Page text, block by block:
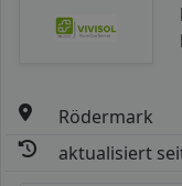
Rödermark
aktualisiert